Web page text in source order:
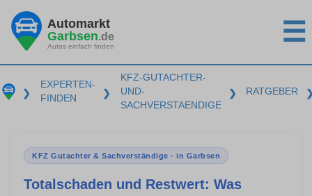
Automarkt
Garbsen.de
Autos einfach finden ☰
❯
EXPERTEN-
FINDEN
❯
KFZ-GUTACHTER-
UND-
SACHVERSTAENDIGE
❯ RATGEBER
KFZ Gutachter & Sachverständige · in Garbsen
Totalschaden und Restwert: Was